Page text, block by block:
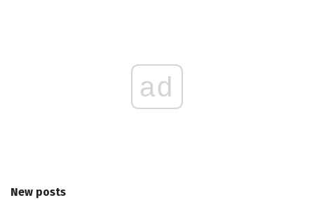
ad
New posts